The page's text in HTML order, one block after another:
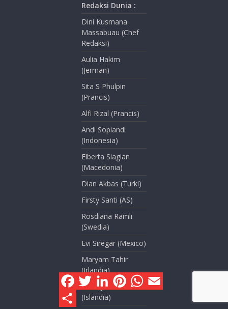
Redaksi Dunia :
Dini Kusmana
Massabuau (Chef
Redaksi)
Aulia Hakim
(Jerman)
Sita S Phulpin
(Prancis)
Alfi Rizal (Prancis)
Andi Sopiandi
(Indonesia)
Elberta Siagian
(Macedonia)
Dian Akbas (Turki)
Firsty Santi (AS)
Rosdiana Ramli
(Swedia)
Evi Siregar (Mexico)
Maryam Tahir
(Irlandia)
Asti Tyas N
(Islandia)
F
a
c
T
w
i
t
L
n
P
n
W
h
a